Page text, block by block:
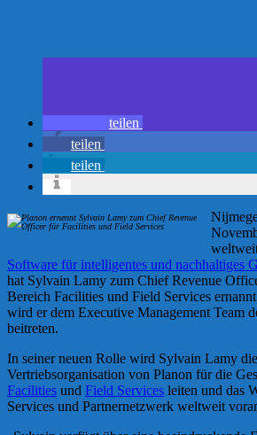
teilen
teilen
teilen
Software für intelligentes und nachhaltiges
hat Sylvain Lamy zum Chief Revenue
Bereich Facilities und Field Services
wird er dem Executive Management Team
beitreten.
In seiner neuen Rolle wird Sylvain Lamy
Vertriebsorganisation von Planon für die
Facilities und Field Services leiten und das
Services und Partnernetzwerk weltweit